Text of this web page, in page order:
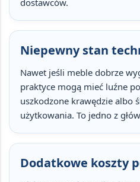
dostawców.
Niepewny stan
Nawet jeśli meble dobrze
praktyce mogą mieć luźne
uszkodzone krawędzie albo
użytkowania. To jedno z
Dodatkowe koszty